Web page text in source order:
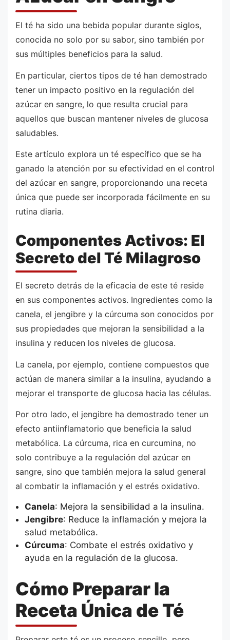
El té ha sido una bebida popular durante siglos,
conocida no solo por su sabor, sino también por
sus múltiples beneficios para la salud.
En particular, ciertos tipos de té han demostrado
tener un impacto positivo en la regulación del
azúcar en sangre, lo que resulta crucial para
aquellos que buscan mantener niveles de glucosa
saludables.
Este artículo explora un té específico que se ha
ganado la atención por su efectividad en el control
del azúcar en sangre, proporcionando una receta
única que puede ser incorporada fácilmente en su
rutina diaria.
Componentes Activos: El
Secreto del Té Milagroso
El secreto detrás de la eficacia de este té reside
en sus componentes activos. Ingredientes como la
canela, el jengibre y la cúrcuma son conocidos por
sus propiedades que mejoran la sensibilidad a la
insulina y reducen los niveles de glucosa.
La canela, por ejemplo, contiene compuestos que
actúan de manera similar a la insulina, ayudando a
mejorar el transporte de glucosa hacia las células.
Por otro lado, el jengibre ha demostrado tener un
efecto antiinflamatorio que beneficia la salud
metabólica. La cúrcuma, rica en curcumina, no
solo contribuye a la regulación del azúcar en
sangre, sino que también mejora la salud general
al combatir la inflamación y el estrés oxidativo.
Canela: Mejora la sensibilidad a la insulina.
Jengibre: Reduce la inflamación y mejora la
salud metabólica.
Cúrcuma: Combate el estrés oxidativo y
ayuda en la regulación de la glucosa.
Cómo Preparar la
Receta Única de Té